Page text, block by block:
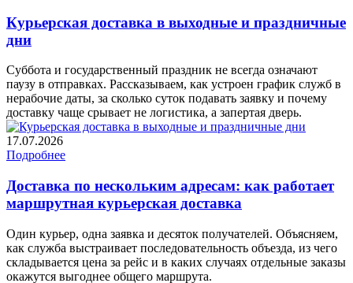
Курьерская доставка в выходные и праздничные
дни
Суббота и государственный праздник не всегда означают
паузу в отправках. Рассказываем, как устроен график служб в
нерабочие даты, за сколько суток подавать заявку и почему
доставку чаще срывает не логистика, а запертая дверь.
17.07.2026
Подробнее
Доставка по нескольким адресам: как работает
маршрутная курьерская доставка
Один курьер, одна заявка и десяток получателей. Объясняем,
как служба выстраивает последовательность объезда, из чего
складывается цена за рейс и в каких случаях отдельные заказы
окажутся выгоднее общего маршрута.